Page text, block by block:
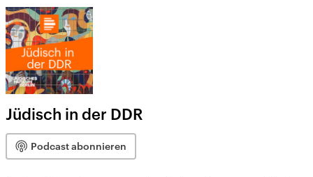
Jüdisch in der DDR
Podcast abonnieren